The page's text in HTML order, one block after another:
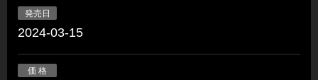
発売日
2024-03-15
価 格